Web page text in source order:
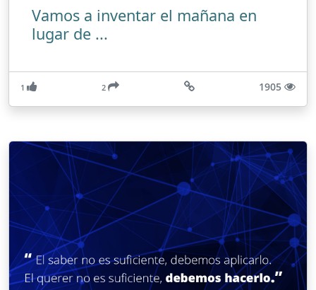
Vamos a inventar el mañana en
lugar de ...
1 2 1905